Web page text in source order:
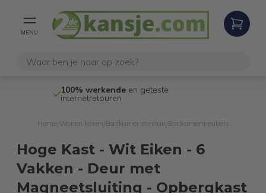
MENU
100% werkendeen geteste
internetretouren
Home/ Wonen koken Badkamer sanitair Badkamermeubels
Hoge Kast - Wit Eiken - 6
Vakken - Deur met
Magneetsluiting - Opbergkast